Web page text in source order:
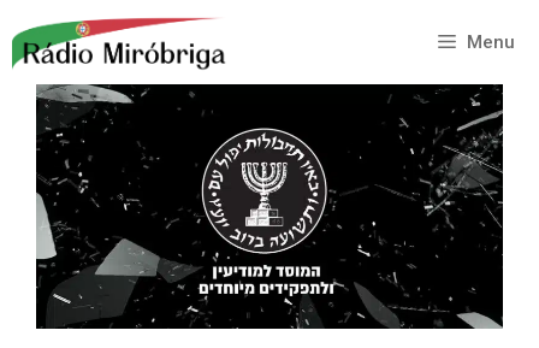
para
conteúdo
Menu